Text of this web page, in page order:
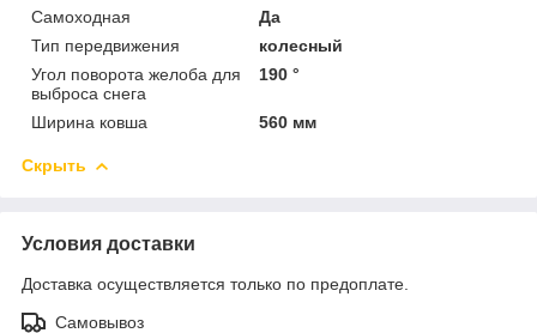
Самоходная
Да
Тип передвижения
колесный
Угол поворота желоба для
выброса снега
190 °
Ширина ковша 560 мм
Скрыть
Условия доставки
Доставка осуществляется только по предоплате.
Самовывоз